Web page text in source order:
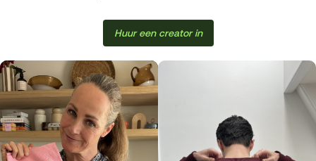
Huur een creator in